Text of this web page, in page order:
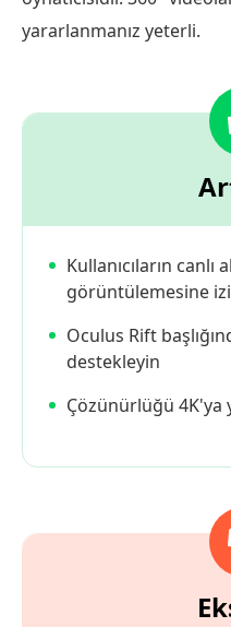
yararlanmanız yeterli.
Kullanıcıların canlı
görüntülemesine
Oculus Rift
destekleyin
Çözünürlüğü 4K'ya